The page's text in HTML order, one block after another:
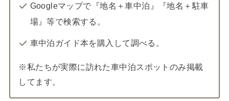
Googleマップで『地名＋車中泊』『地名＋駐車
場』等で検索する。
車中泊ガイド本を購入して調べる。
※私たちが実際に訪れた車中泊スポットのみ掲載
してます。